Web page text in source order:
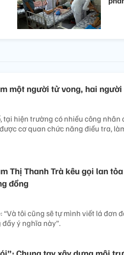
một người tử vong, hai người
tại hiện trường có nhiều công nhân
cơ quan chức năng điều tra,
Thị Thanh Trà kêu gọi lan
đồng
“Và tôi cũng sẽ tự mình viết lá đơn
ý nghĩa này”.